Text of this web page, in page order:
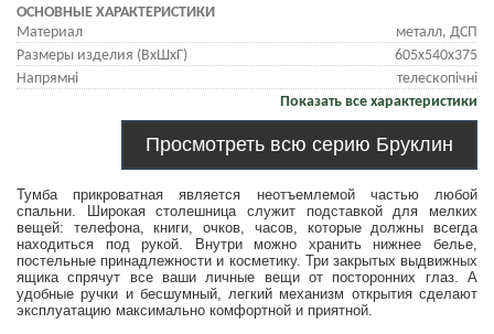
ОСНОВНЫЕ ХАРАКТЕРИСТИКИ
Материал
металл, ДСП
Размеры изделия (ВхШхГ)
605х540х375
Напрямні
телескопічні
Показать все характеристики
Просмотреть всю серию Бруклин
Тумба прикроватная является неотъемлемой частью любой
спальни. Широкая столешница служит подставкой для мелких
вещей: телефона, книги, очков, часов, которые должны всегда
находиться под рукой. Внутри можно хранить нижнее белье,
постельные принадлежности и косметику. Три закрытых выдвижных
ящика спрячут все ваши личные вещи от посторонних глаз. А
удобные ручки и бесшумный, легкий механизм открытия сделают
эксплуатацию максимально комфортной и приятной.